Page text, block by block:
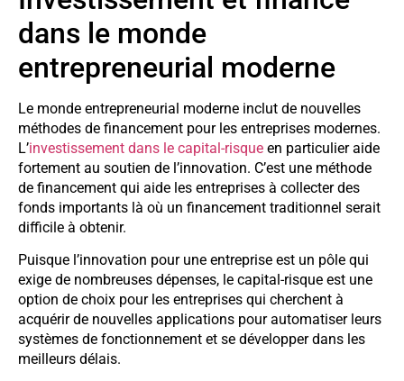
dans le monde
entrepreneurial moderne
Le monde entrepreneurial moderne inclut de nouvelles
méthodes de financement pour les entreprises modernes.
L’investissement dans le capital-risque en particulier aide
fortement au soutien de l’innovation. C’est une méthode
de financement qui aide les entreprises à collecter des
fonds importants là où un financement traditionnel serait
difficile à obtenir.
Puisque l’innovation pour une entreprise est un pôle qui
exige de nombreuses dépenses, le capital-risque est une
option de choix pour les entreprises qui cherchent à
acquérir de nouvelles applications pour automatiser leurs
systèmes de fonctionnement et se développer dans les
meilleurs délais.